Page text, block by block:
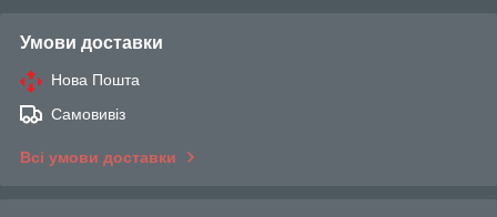
Умови доставки
Нова Пошта
Самовивіз
Всі умови доставки